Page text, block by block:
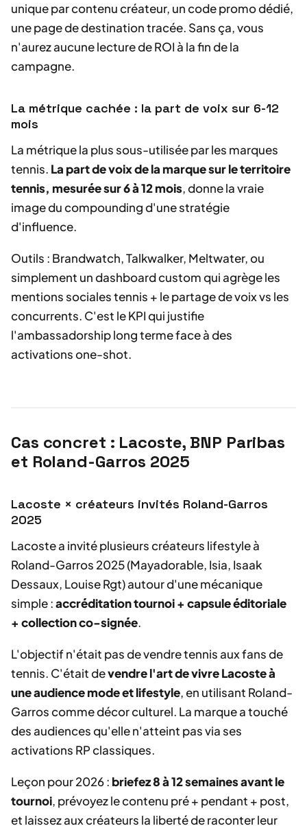
unique par contenu créateur, un code promo dédié,
une page de destination tracée. Sans ça, vous
n'aurez aucune lecture de ROI à la fin de la
campagne.
La métrique cachée : la part de voix sur 6-12
mois
La métrique la plus sous-utilisée par les marques
tennis. La part de voix de la marque sur le territoire
tennis, mesurée sur 6 à 12 mois, donne la vraie
image du compounding d'une stratégie
d'influence.
Outils : Brandwatch, Talkwalker, Meltwater, ou
simplement un dashboard custom qui agrège les
mentions sociales tennis + le partage de voix vs les
concurrents. C'est le KPI qui justifie
l'ambassadorship long terme face à des
activations one-shot.
Cas concret : Lacoste, BNP Paribas
et Roland-Garros 2025
Lacoste × créateurs invités Roland-Garros
2025
Lacoste a invité plusieurs créateurs lifestyle à
Roland-Garros 2025 (Mayadorable, Isia, Isaak
Dessaux, Louise Rgt) autour d'une mécanique
simple :accréditation tournoi + capsule éditoriale
+ collection co-signée.
L'objectif n'était pas de vendre tennis aux fans de
tennis. C'était devendre l'art de vivre Lacoste à
une audience mode et lifestyle, en utilisant Roland-
Garros comme décor culturel. La marque a touché
des audiences qu'elle n'atteint pas via ses
activations RP classiques.
Leçon pour 2026 : briefez 8 à 12 semaines avant le
tournoi, prévoyez le contenu pré + pendant + post,
et laissez aux créateurs la liberté de raconter leur